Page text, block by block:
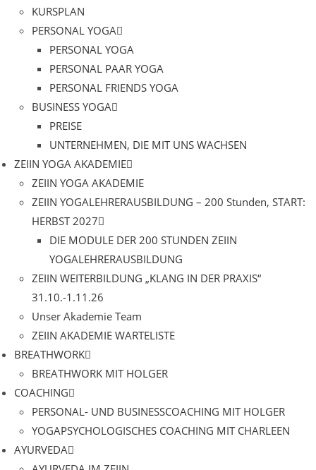
KURSPLAN
PERSONAL YOGA
PERSONAL YOGA
PERSONAL PAAR YOGA
PERSONAL FRIENDS YOGA
BUSINESS YOGA
PREISE
UNTERNEHMEN, DIE MIT UNS WACHSEN
ZEIIN YOGA AKADEMIE
ZEIIN YOGA AKADEMIE
ZEIIN YOGALEHRERAUSBILDUNG – 200 Stunden, START:
HERBST 2027
DIE MODULE DER 200 STUNDEN ZEIIN
YOGALEHRERAUSBILDUNG
ZEIIN WEITERBILDUNG „KLANG IN DER PRAXIS“
31.10.-1.11.26
Unser Akademie Team
ZEIIN AKADEMIE WARTELISTE
BREATHWORK
BREATHWORK MIT HOLGER
COACHING
PERSONAL- UND BUSINESSCOACHING MIT HOLGER
YOGAPSYCHOLOGISCHES COACHING MIT CHARLEEN
AYURVEDA